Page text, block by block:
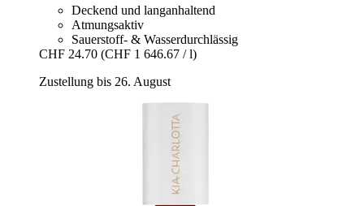
Deckend und langanhaltend
Atmungsaktiv
Sauerstoff- & Wasserdurchlässig
CHF 24.70 (CHF 1 646.67 / l)
Zustellung bis 26. August